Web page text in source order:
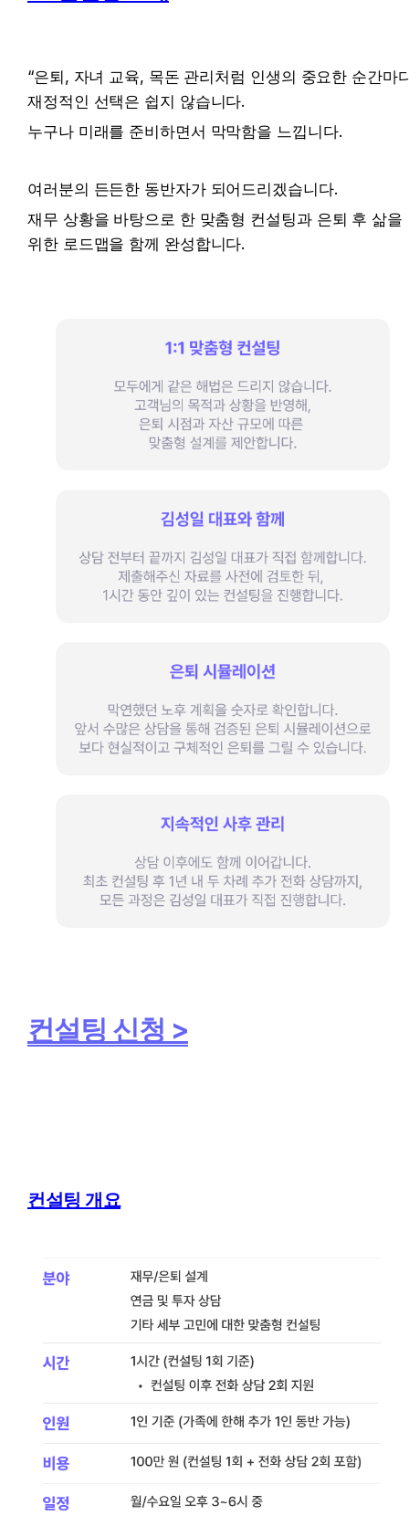
“은퇴, 자녀 교육, 목돈 관리처럼 인생의 중요한 순간마
재정적인 선택은 쉽지 않습니다.
누구나 미래를 준비하면서 막막함을 느낍니다.
여러분의 든든한 동반자가 되어드리겠습니다.
재무 상황을 바탕으로 한 맞춤형 컨설팅과 은퇴 후 삶을
위한 로드맵을 함께 완성합니다.
컨설팅 신청 >
컨설팅 개요